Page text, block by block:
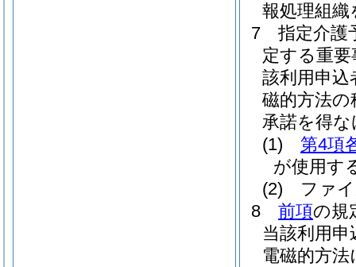
報処理組織
7
指定介護
定する重
該利用申
磁的方法
承諾を得
(1)
第4項
が使用す
(2)
ファ
8
前項の規
当該利用
電磁的方